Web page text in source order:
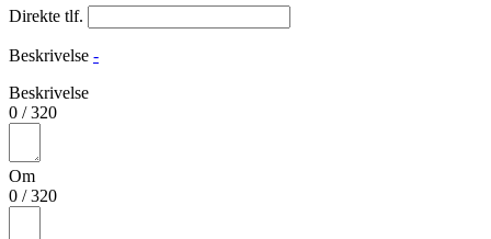
Direkte tlf.
Beskrivelse -
Beskrivelse
0 /320
Om
0 /320